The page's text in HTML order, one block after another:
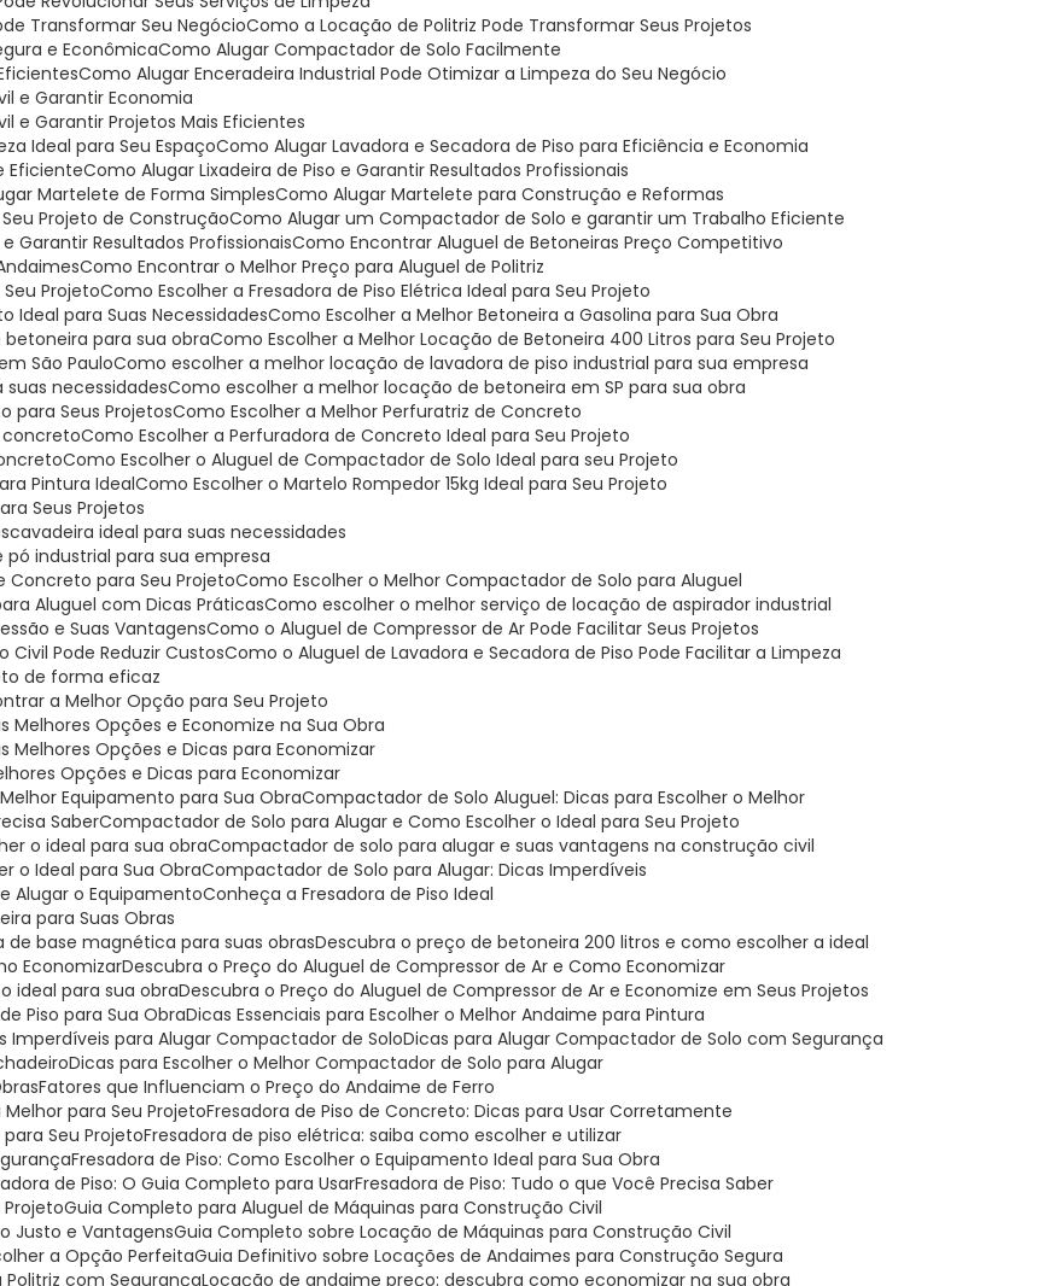
Transformar Seu Negócio Como a Locação de Politriz Pode Transformar Seus Projetos
e Econômica Como Alugar Compactador de Solo Facilmente
Como Alugar Enceradeira Industrial Pode Otimizar a Limpeza do Seu Negócio
e Garantir Economia
e Garantir Projetos Mais Eficientes
Ideal para Seu Espaço Como Alugar Lavadora e Secadora de Piso para Eficiência e Economia
Eficiente Como Alugar Lixadeira de Piso e Garantir Resultados Profissionais
Martelete de Forma Simples Como Alugar Martelete para Construção e Reformas
Projeto de Construção Como Alugar um Compactador de Solo e garantir um Trabalho Eficiente
Garantir Resultados Profissionais Como Encontrar Aluguel de Betoneiras Preço Competitivo
Como Encontrar o Melhor Preço para Aluguel de Politriz
Seu Projeto Como Escolher a Fresadora de Piso Elétrica Ideal para Seu Projeto
Ideal para Suas Necessidades Como Escolher a Melhor Betoneira a Gasolina para Sua Obra
betoneira para sua obra Como Escolher a Melhor Locação de Betoneira 400 Litros para Seu Projeto
São Paulo Como escolher a melhor locação de lavadora de piso industrial para sua empresa
suas necessidades Como escolher a melhor locação de betoneira em SP para sua obra
para Seus Projetos Como Escolher a Melhor Perfuratriz de Concreto
concreto Como Escolher a Perfuradora de Concreto Ideal para Seu Projeto
Como Escolher o Aluguel de Compactador de Solo Ideal para seu Projeto
Pintura Ideal Como Escolher o Martelo Rompedor 15kg Ideal para Seu Projeto
Seus Projetos
ideal para suas necessidades
pó industrial para sua empresa
Concreto para Seu Projeto Como Escolher o Melhor Compactador de Solo para Aluguel
Aluguel com Dicas Práticas Como escolher o melhor serviço de locação de aspirador industrial
e Suas Vantagens Como o Aluguel de Compressor de Ar Pode Facilitar Seus Projetos
Civil Pode Reduzir Custos Como o Aluguel de Lavadora e Secadora de Piso Pode Facilitar a Limpeza
de forma eficaz
a Melhor Opção para Seu Projeto
Melhores Opções e Economize na Sua Obra
Melhores Opções e Dicas para Economizar
Opções e Dicas para Economizar
Equipamento para Sua Obra Compactador de Solo Aluguel: Dicas para Escolher o Melhor
Saber Compactador de Solo para Alugar e Como Escolher o Ideal para Seu Projeto
o ideal para sua obra Compactador de solo para alugar e suas vantagens na construção civil
o Ideal para Sua Obra Compactador de Solo para Alugar: Dicas Imperdíveis
Alugar o Equipamento Conheça a Fresadora de Piso Ideal
para Suas Obras
de base magnética para suas obras Descubra o preço de betoneira 200 litros e como escolher a ideal
Economizar Descubra o Preço do Aluguel de Compressor de Ar e Como Economizar
ideal para sua obra Descubra o Preço do Aluguel de Compressor de Ar e Economize em Seus Projetos
Piso para Sua Obra Dicas Essenciais para Escolher o Melhor Andaime para Pintura
Imperdíveis para Alugar Compactador de Solo Dicas para Alugar Compactador de Solo com Segurança
Dicas para Escolher o Melhor Compactador de Solo para Alugar
Fatores que Influenciam o Preço do Andaime de Ferro
para Seu Projeto Fresadora de Piso de Concreto: Dicas para Usar Corretamente
para Seu Projeto Fresadora de piso elétrica: saiba como escolher e utilizar
Fresadora de Piso: Como Escolher o Equipamento Ideal para Sua Obra
de Piso: O Guia Completo para Usar Fresadora de Piso: Tudo o que Você Precisa Saber
Projeto Guia Completo para Aluguel de Máquinas para Construção Civil
Justo e Vantagens Guia Completo sobre Locação de Máquinas para Construção Civil
a Opção Perfeita Guia Definitivo sobre Locações de Andaimes para Construção Segura
Politriz com Segurança Locação de andaime preço: descubra como economizar na sua obra